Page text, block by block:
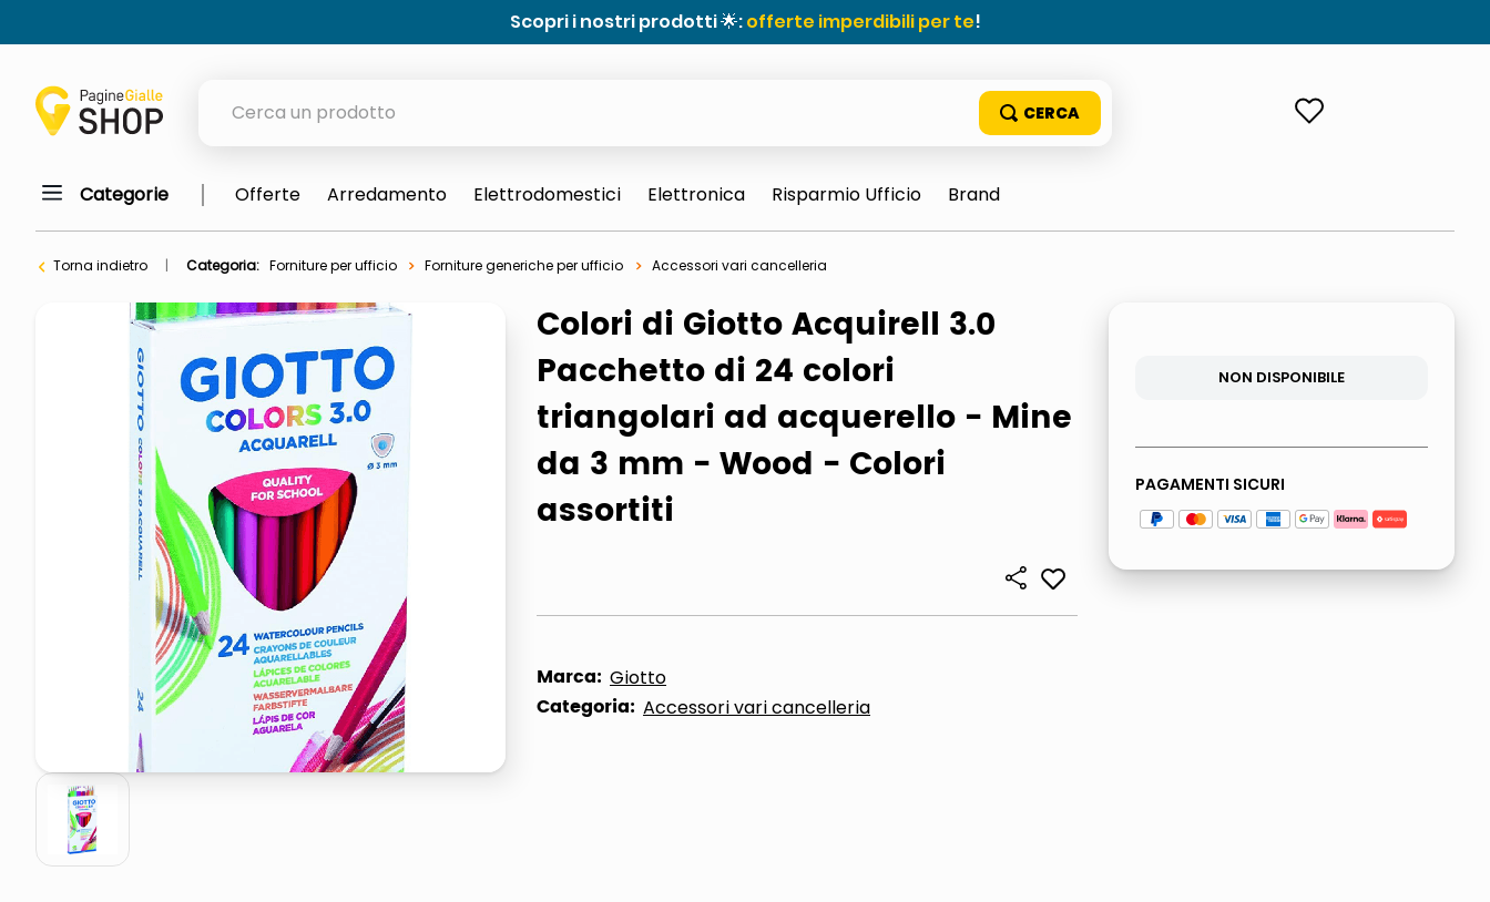
Scopri i nostri prodotti 🌟:offerte imperdibili per te!
meme
ombrelloni
italia independent occhiali sole 0703 thin rotondo sun
lucidatrice pavimenti
elenco telefonico
pattumiera raccolta differenziata
asciuga capelli spazzola
Categorie Offerte Arredamento Elettrodomestici Elettronica Risparmio Ufficio Brand
Torna indietro Categoria: Forniture per ufficio Forniture generiche per ufficio Accessori vari cancelleria
Colori di Giotto Acquirell 3.0
Pacchetto di 24 colori
triangolari ad acquerello - Mine
da 3 mm - Wood - Colori
assortiti
Marca: Giotto
Categoria: Accessori vari cancelleria
NON DISPONIBILE
PAGAMENTI SICURI